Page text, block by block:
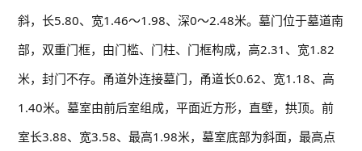
斜，长5.80、宽1.46～1.98、深0～2.48米。墓门位于墓道南
部，双重门框，由门槛、门柱、门框构成，高2.31、宽1.82
米，封门不存。甬道外连接墓门，甬道长0.62、宽1.18、高
1.40米。墓室由前后室组成，平面近方形，直壁，拱顶。前
室长3.88、宽3.58、最高1.98米，墓室底部为斜面，最高点